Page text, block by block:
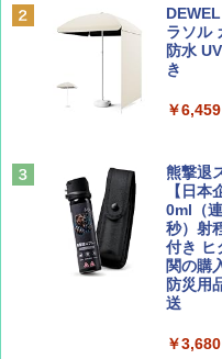
ディズ
誌] (Ｄ
￥713
￥1,540
Coyote
D40 地
力的な
￥2,079
球の歩
￥2,479
A26 地
ァキア
ト プラ
ーチ ピ
￥4,980
テント
￥5,999
ラソル
防水
き
￥6,459
熊撃退
【日
0ml（
秒）射
付き ヒ
関の購
防災用
送
￥3,680